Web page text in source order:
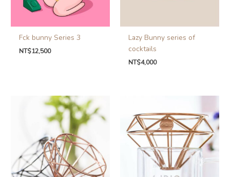
Fck bunny Series 3
NT$12,500
Lazy Bunny series of
cocktails
NT$4,000